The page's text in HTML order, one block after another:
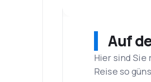
Auf
Hier sind
Reise so